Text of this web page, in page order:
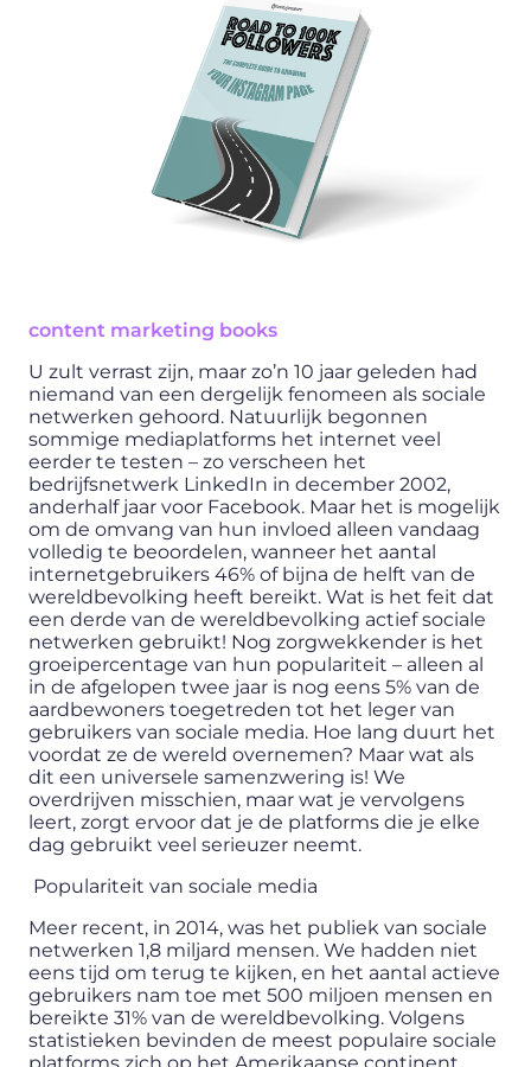
content marketing books
U zult verrast zijn, maar zo’n 10 jaar geleden had
niemand van een dergelijk fenomeen als sociale
netwerken gehoord. Natuurlijk begonnen
sommige mediaplatforms het internet veel
eerder te testen – zo verscheen het
bedrijfsnetwerk LinkedIn in december 2002,
anderhalf jaar voor Facebook. Maar het is mogelijk
om de omvang van hun invloed alleen vandaag
volledig te beoordelen, wanneer het aantal
internetgebruikers 46% of bijna de helft van de
wereldbevolking heeft bereikt. Wat is het feit dat
een derde van de wereldbevolking actief sociale
netwerken gebruikt! Nog zorgwekkender is het
groeipercentage van hun populariteit – alleen al
in de afgelopen twee jaar is nog eens 5% van de
aardbewoners toegetreden tot het leger van
gebruikers van sociale media. Hoe lang duurt het
voordat ze de wereld overnemen? Maar wat als
dit een universele samenzwering is! We
overdrijven misschien, maar wat je vervolgens
leert, zorgt ervoor dat je de platforms die je elke
dag gebruikt veel serieuzer neemt.
Populariteit van sociale media
Meer recent, in 2014, was het publiek van sociale
netwerken 1,8 miljard mensen. We hadden niet
eens tijd om terug te kijken, en het aantal actieve
gebruikers nam toe met 500 miljoen mensen en
bereikte 31% van de wereldbevolking. Volgens
statistieken bevinden de meest populaire sociale
platforms zich op het Amerikaanse continent,